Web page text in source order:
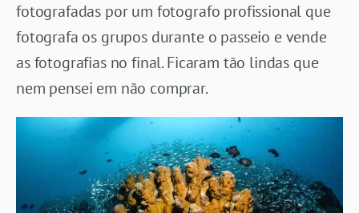
fotografadas por um fotografo profissional que
fotografa os grupos durante o passeio e vende
as fotografias no final. Ficaram tão lindas que
nem pensei em não comprar.